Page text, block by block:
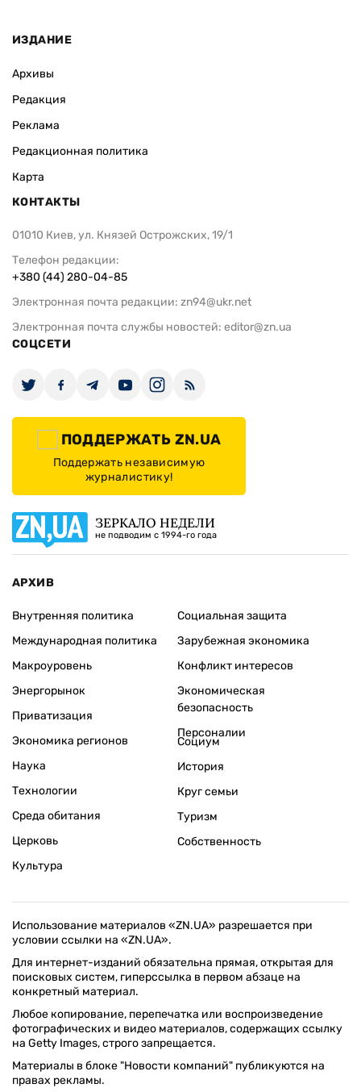
ИЗДАНИЕ
Архивы
Редакция
Реклама
Редакционная политика
Карта
КОНТАКТЫ
01010 Киев, ул. Князей Острожских, 19/1
Телефон редакции:
+380 (44) 280-04-85
Электронная почта редакции: zn94@ukr.net
Электронная почта службы новостей: editor@zn.ua
СОЦСЕТИ
ПОДДЕРЖАТЬ ZN.UA
Поддержать независимую
журналистику!
ЗЕРКАЛО НЕДЕЛИ
не подводим с 1994-го года
АРХИВ
Внутренняя политика
Международная политика
Макроуровень
Энергорынок
Приватизация
Экономика регионов
Социальная защита
Зарубежная экономика
Конфликт интересов
Экономическая
безопасность
Персоналии
Наука
Технологии
Среда обитания
Церковь
Культура
Социум
История
Круг семьи
Туризм
Собственность
Использование материалов «ZN.UA» разрешается при
условии ссылки на «ZN.UA».
Для интернет-изданий обязательна прямая, открытая для
поисковых систем, гиперссылка в первом абзаце на
конкретный материал.
Любое копирование, перепечатка или воспроизведение
фотографических и видео материалов, содержащих ссылку
на Getty Images, строго запрещается.
Материалы в блоке "Новости компаний" публикуются на
правах рекламы.